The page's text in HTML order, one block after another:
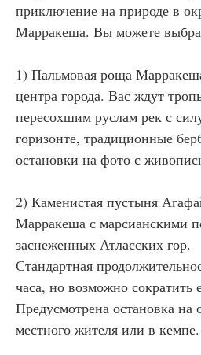
приключение на природе в
Марракеша. Вы можете
1) Пальмовая роща
центра города. Вас ждут
пересохшим руслам рек с
горизонте, традиционные
остановки на фото с
2) Каменистая пустыня
Марракеша с марсианскими
заснеженных Атласских гор.
Стандартная
часа, но возможно сократить
Предусмотрена остановка
местного жителя или в кемпе.